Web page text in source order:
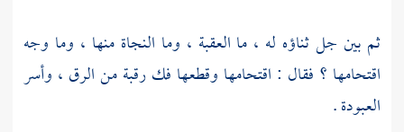
ثم بين جل ثناؤه له ، ما العقبة ، وما النجاة منها ، وما وجه
اقتحامها ؟ فقال : اقتحامها وقطعها فك رقبة من الرق ، وأسر
العبودة .